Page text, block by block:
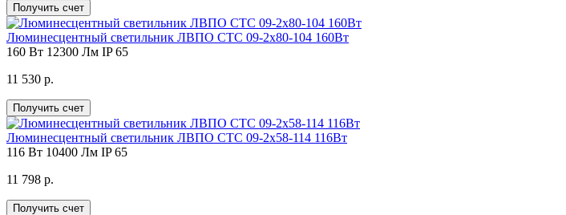
Получить счет
Люминесцентный светильник ЛВПО СТС 09-2х80-104 160Вт
160 Вт 12300 Лм IP 65
11 530 р.
Получить счет
Люминесцентный светильник ЛВПО СТС 09-2х58-114 116Вт
116 Вт 10400 Лм IP 65
11 798 р.
Получить счет